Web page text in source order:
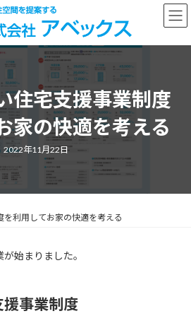
住宅支援事業制度
家の快適を考える
2022年11月22日
利用してお家の快適を考える
始まりました。
援事業制度